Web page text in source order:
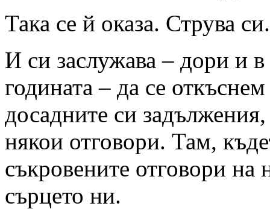
Така се й оказа. Струва си.
И си заслужава – дори и
годината – да се
досадните си
някои отговори. Там,
съкровените отговори
сърцето ни.